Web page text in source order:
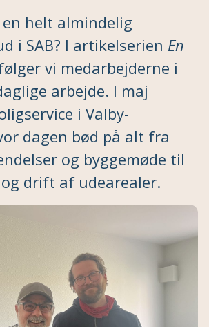
helt almindelig
i SAB? I artikelserien En
vi medarbejderne i
arbejde. I maj
i Valby-
dagen bød på alt fra
og byggemøde til
drift af udearealer.